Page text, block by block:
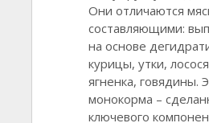
Они отличаются
составляющими:
на основе
курицы, утки,
ягненка, говядины.
монокорма –
ключевого